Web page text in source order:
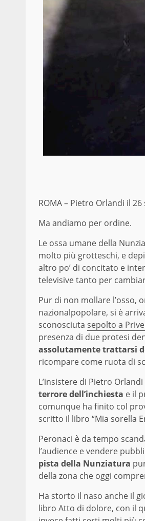
ROMA – Pietro Orlandi il
Ma andiamo per ordine.
Le ossa umane della
molto più grotteschi, e
altro po’ di concitato e
televisive tanto per
Pur di non mollare l’osso,
nazionalpopolare, si è
sconosciuta sepolto a
presenza di due protesi
assolutamente trattarsi
ricompare come ruota di
L’insistere di Pietro
terrore dell’inchiesta e il
comunque ha finito col
scritto il libro “Mia sorella
Peronaci è da tempo
l’audience e vendere
pista della Nunziatura
della zona che oggi
Ha storto il naso anche il
libro Atto di dolore, con il